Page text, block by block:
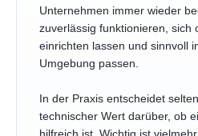
Unternehmen immer wieder
zuverlässig funktionieren, sich
einrichten lassen und sinnvoll
Umgebung passen.
In der Praxis entscheidet
technischer Wert darüber, ob